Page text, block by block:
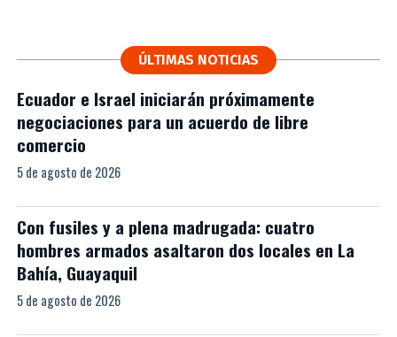
ÚLTIMAS NOTICIAS
Ecuador e Israel iniciarán próximamente
negociaciones para un acuerdo de libre
comercio
5 de agosto de 2026
Con fusiles y a plena madrugada: cuatro
hombres armados asaltaron dos locales en La
Bahía, Guayaquil
5 de agosto de 2026